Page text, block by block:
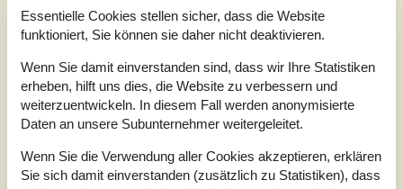
4,5
2 externe Bewertungen
Einchecken: 5 Reinigung: 4 Komfort:
4
Einrichtungen:
4 Lage: 4 Preis-Leistung:
4
Essentielle Cookies stellen sicher, dass die Website
funktioniert, Sie können sie daher nicht deaktivieren.
Wenn Sie damit einverstanden sind, dass wir Ihre Statistiken
erheben, hilft uns dies, die Website zu verbessern und
weiterzuentwickeln. In diesem Fall werden anonymisierte
Daten an unsere Subunternehmer weitergeleitet.
Wenn Sie die Verwendung aller Cookies akzeptieren, erklären
Sie sich damit einverstanden (zusätzlich zu Statistiken), dass